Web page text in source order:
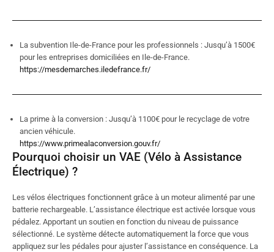
La subvention Ile-de-France pour les professionnels : Jusqu’à 1500€
pour les entreprises domiciliées en Ile-de-France.
https://mesdemarches.iledefrance.fr/
La prime à la conversion : Jusqu’à 1100€ pour le recyclage de votre
ancien véhicule.
https://www.primealaconversion.gouv.fr/
Pourquoi choisir un VAE (Vélo à Assistance
Électrique) ?
Les vélos électriques fonctionnent grâce à un moteur alimenté par une
batterie rechargeable. L’assistance électrique est activée lorsque vous
pédalez. Apportant un soutien en fonction du niveau de puissance
sélectionné. Le système détecte automatiquement la force que vous
appliquez sur les pédales pour ajuster l’assistance en conséquence. La